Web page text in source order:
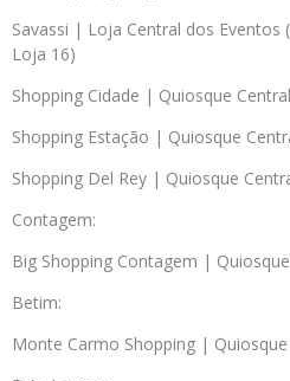
Savassi | Loja Central dos Eventos
Loja 16)
Shopping Cidade | Quiosque
Shopping Estação | Quiosque
Shopping Del Rey | Quiosque
Contagem:
Big Shopping Contagem |
Betim:
Monte Carmo Shopping |